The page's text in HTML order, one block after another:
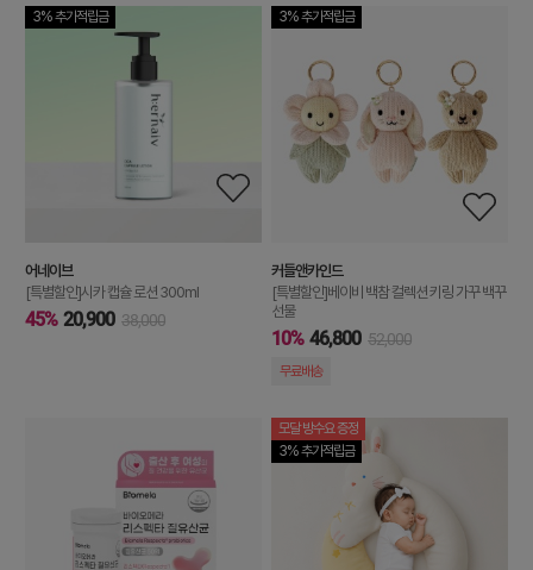
3% 추가적립금
어네이브
[특별할인]시카 캡슐 로션 300ml
45% 20,900 38,000
3% 추가적립금
커들앤카인드
[특별할인]베이비 백참 컬렉션 키링 가꾸 백꾸
선물
10% 46,800 52,000
무료배송
3% 추가적립금
모달 방수요 증정